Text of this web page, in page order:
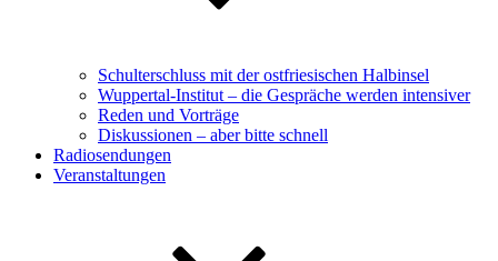
Schulterschluss mit der ostfriesischen Halbinsel
Wuppertal-Institut – die Gespräche werden intensiver
Reden und Vorträge
Diskussionen – aber bitte schnell
Radiosendungen
Veranstaltungen